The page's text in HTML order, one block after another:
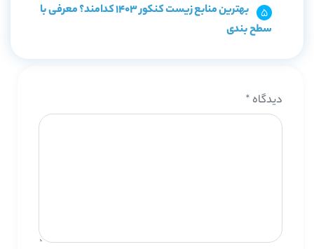
بهترین منابع زیست کنکور 1403 کدامند؟ معرفی با
سطح بندی
دیدگاه *